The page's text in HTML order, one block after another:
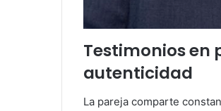
Testimonios en
autenticidad
La pareja comparte